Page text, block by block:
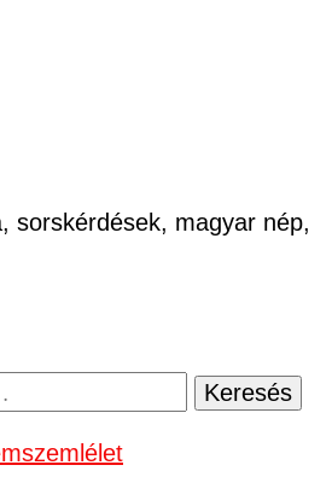
sorskérdések, magyar nép,